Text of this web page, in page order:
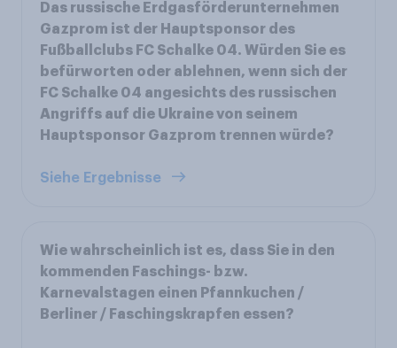
Das russische Erdgasförderunternehmen
Gazprom ist der Hauptsponsor des
Fußballclubs FC Schalke 04. Würden Sie es
befürworten oder ablehnen, wenn sich der
FC Schalke 04 angesichts des russischen
Angriffs auf die Ukraine von seinem
Hauptsponsor Gazprom trennen würde?
Siehe Ergebnisse
Wie wahrscheinlich ist es, dass Sie in den
kommenden Faschings- bzw.
Karnevalstagen einen Pfannkuchen /
Berliner / Faschingskrapfen essen?